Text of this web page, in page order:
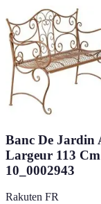
Banc De Jardin
Largeur 113
10_0002943
Rakuten FR